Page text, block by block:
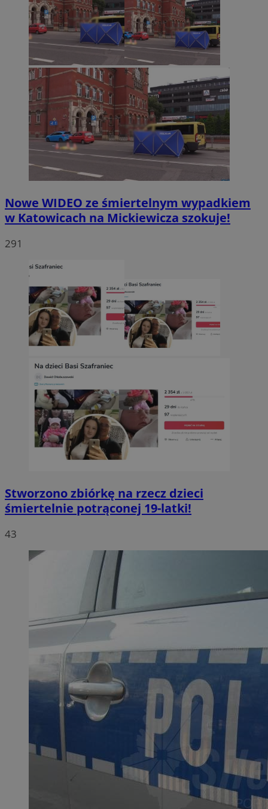
Nowe WIDEO ze śmiertelnym wypadkiem
w Katowicach na Mickiewicza szokuje!
291
Stworzono zbiórkę na rzecz dzieci
śmiertelnie potrąconej 19-latki!
43